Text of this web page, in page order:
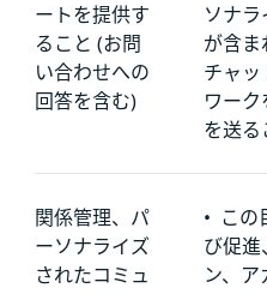
ートを提供す
ること (お問
い合わせへの
回答を含む)
ソナ
が含ま
チャッ
ワー
を送る
関係管理、パ
ーソナライズ
されたコミュ
• この
び促進
ン、